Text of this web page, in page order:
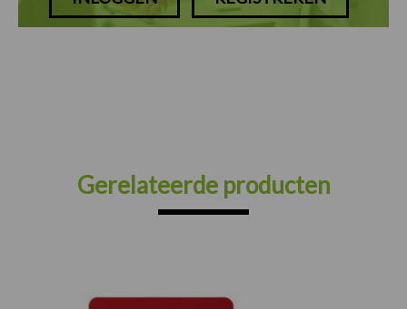
Gerelateerde producten